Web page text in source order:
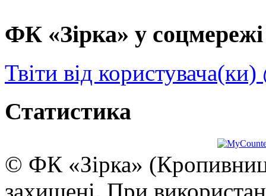
ФК «Зірка» у
Твіти від
Статистика
© ФК «Зірка»
захищені. При